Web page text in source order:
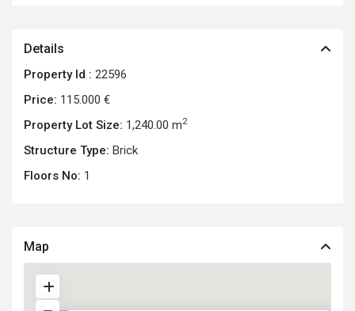
Details
Property Id : 22596
Price: 115.000 €
Property Lot Size: 1,240.00 m2
Structure Type: Brick
Floors No: 1
Map